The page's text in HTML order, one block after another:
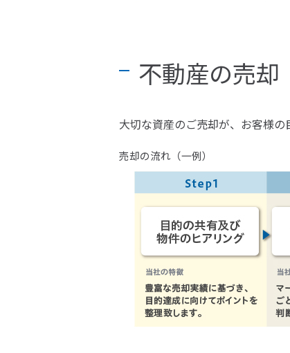
不動産の売却
大切な資産のご売却が、お客様の
売却の流れ（一例）